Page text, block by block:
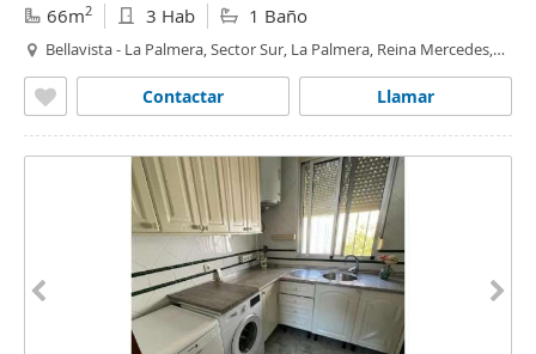
66m2 3 Hab 1 Baño
Bellavista - La Palmera, Sector Sur, La Palmera, Reina Mercedes,
Llamar
Contactar